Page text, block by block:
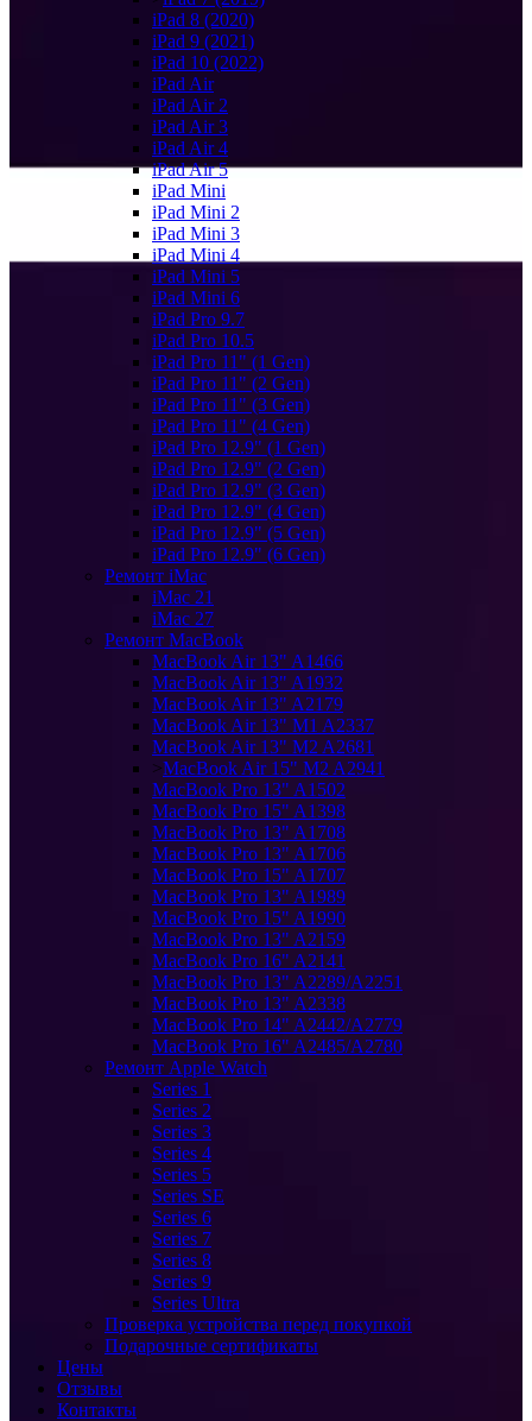
iPad 8 (2020)
iPad 9 (2021)
iPad 10 (2022)
iPad Air
iPad Air 2
iPad Air 3
iPad Air 4
iPad Air 5
iPad Mini
iPad Mini 2
iPad Mini 3
iPad Mini 4
iPad Mini 5
iPad Mini 6
iPad Pro 9.7
iPad Pro 10.5
iPad Pro 11" (1 Gen)
iPad Pro 11" (2 Gen)
iPad Pro 11" (3 Gen)
iPad Pro 11" (4 Gen)
iPad Pro 12.9" (1 Gen)
iPad Pro 12.9" (2 Gen)
iPad Pro 12.9" (3 Gen)
iPad Pro 12.9" (4 Gen)
iPad Pro 12.9" (5 Gen)
iPad Pro 12.9" (6 Gen)
Ремонт iMac
iMac 21
iMac 27
Ремонт MacBook
MacBook Air 13" A1466
MacBook Air 13" A1932
MacBook Air 13" A2179
MacBook Air 13" M1 A2337
MacBook Air 13" M2 A2681
>MacBook Air 15" M2 A2941
MacBook Pro 13" A1502
MacBook Pro 15" A1398
MacBook Pro 13" A1708
MacBook Pro 13" A1706
MacBook Pro 15" A1707
MacBook Pro 13" A1989
MacBook Pro 15" A1990
MacBook Pro 13" A2159
MacBook Pro 16" A2141
MacBook Pro 13" A2289/A2251
MacBook Pro 13" A2338
MacBook Pro 14" A2442/A2779
MacBook Pro 16" A2485/A2780
Ремонт Apple Watch
Series 1
Series 2
Series 3
Series 4
Series 5
Series SE
Series 6
Series 7
Series 8
Series 9
Series Ultra
Проверка устройства перед покупкой
Подарочные сертификаты
Цены
Отзывы
Контакты